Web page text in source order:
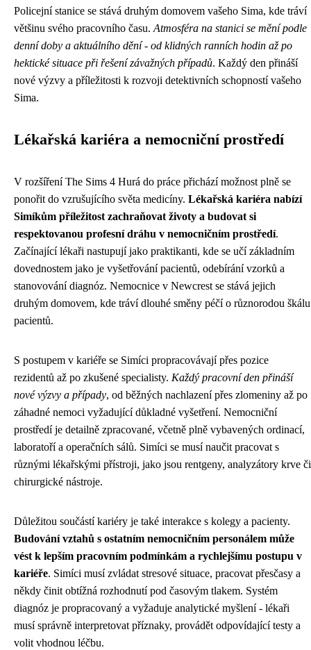
Policejní stanice se stává druhým domovem vašeho Sima, kde tráví
většinu svého pracovního času. Atmosféra na stanici se mění podle
denní doby a aktuálního dění - od klidných ranních hodin až po
hektické situace při řešení závažných případů. Každý den přináší
nové výzvy a příležitosti k rozvoji detektivních schopností vašeho
Sima.
Lékařská kariéra a nemocniční prostředí
V rozšíření The Sims 4 Hurá do práce přichází možnost plně se
ponořit do vzrušujícího světa medicíny. Lékařská kariéra nabízí
Simíkům příležitost zachraňovat životy a budovat si
respektovanou profesní dráhu v nemocničním prostředí.
Začínající lékaři nastupují jako praktikanti, kde se učí základním
dovednostem jako je vyšetřování pacientů, odebírání vzorků a
stanovování diagnóz. Nemocnice v Newcrest se stává jejich
druhým domovem, kde tráví dlouhé směny péčí o různorodou škálu
pacientů.
S postupem v kariéře se Simíci propracovávají přes pozice
rezidentů až po zkušené specialisty. Každý pracovní den přináší
nové výzvy a případy, od běžných nachlazení přes zlomeniny až po
záhadné nemoci vyžadující důkladné vyšetření. Nemocniční
prostředí je detailně zpracované, včetně plně vybavených ordinací,
laboratoří a operačních sálů. Simíci se musí naučit pracovat s
různými lékařskými přístroji, jako jsou rentgeny, analyzátory krve či
chirurgické nástroje.
Důležitou součástí kariéry je také interakce s kolegy a pacienty.
Budování vztahů s ostatním nemocničním personálem může
vést k lepším pracovním podmínkám a rychlejšímu postupu v
kariéře. Simíci musí zvládat stresové situace, pracovat přesčasy a
někdy činit obtížná rozhodnutí pod časovým tlakem. Systém
diagnóz je propracovaný a vyžaduje analytické myšlení - lékaři
musí správně interpretovat příznaky, provádět odpovídající testy a
volit vhodnou léčbu.